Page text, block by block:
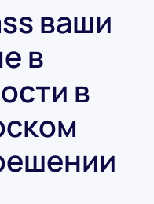
ваши
в
в